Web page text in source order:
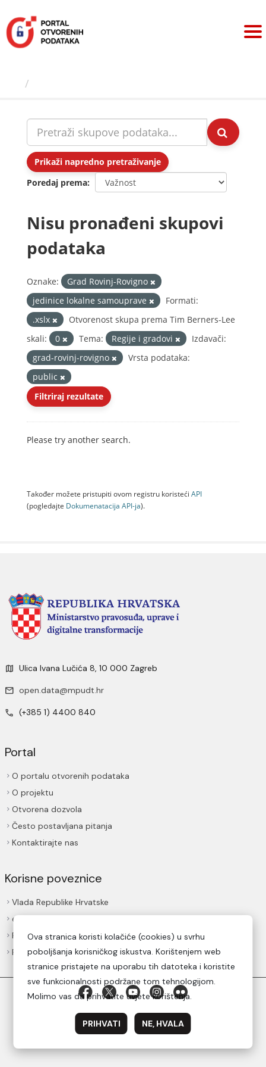
sadržaj
Prikaži napredno pretraživanje
Poredaj prema
Nisu pronađeni skupovi
podataka
Oznake:
Grad Rovinj-Rovigno
jedinice lokalne samouprave
Formati:
.xslx
Otvorenost skupa prema Tim Berners-Lee
skali:
0 Tema: Regije i gradovi
Izdavači:
grad-rovinj-rovigno
Vrsta podataka:
public
Filtriraj rezultate
Please try another search.
Također možete pristupiti ovom registru koristeći API
(pogledajte Dokumenаtаcijа API-jа).